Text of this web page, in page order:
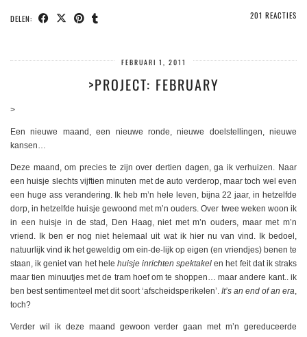
DELEN: 201 REACTIES
FEBRUARI 1, 2011
>PROJECT: FEBRUARY
>
Een nieuwe maand, een nieuwe ronde, nieuwe doelstellingen, nieuwe
kansen…
Deze maand, om precies te zijn over dertien dagen, ga ik verhuizen. Naar
een huisje slechts vijftien minuten met de auto verderop, maar toch wel even
een huge ass verandering. Ik heb m’n hele leven, bijna 22 jaar, in hetzelfde
dorp, in hetzelfde huisje gewoond met m’n ouders. Over twee weken woon ik
in een huisje in de stad, Den Haag, niet met m’n ouders, maar met m’n
vriend. Ik ben er nog niet helemaal uit wat ik hier nu van vind. Ik bedoel,
natuurlijk vind ik het geweldig om ein-de-lijk op eigen (en vriendjes) benen te
staan, ik geniet van het hele huisje inrichten spektakel en het feit dat ik straks
maar tien minuutjes met de tram hoef om te shoppen… maar andere kant.. ik
ben best sentimenteel met dit soort ‘afscheidsperikelen’. It’s an end of an era,
toch?
Verder wil ik deze maand gewoon verder gaan met m’n gereduceerde